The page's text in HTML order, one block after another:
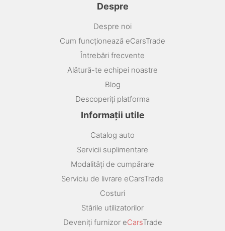
Despre
Despre noi
Cum funcționează eCarsTrade
Întrebări frecvente
Alătură-te echipei noastre
Blog
Descoperiți platforma
Informații utile
Catalog auto
Servicii suplimentare
Modalități de cumpărare
Serviciu de livrare eCarsTrade
Costuri
Stările utilizatorilor
Deveniți furnizor eCarsTrade